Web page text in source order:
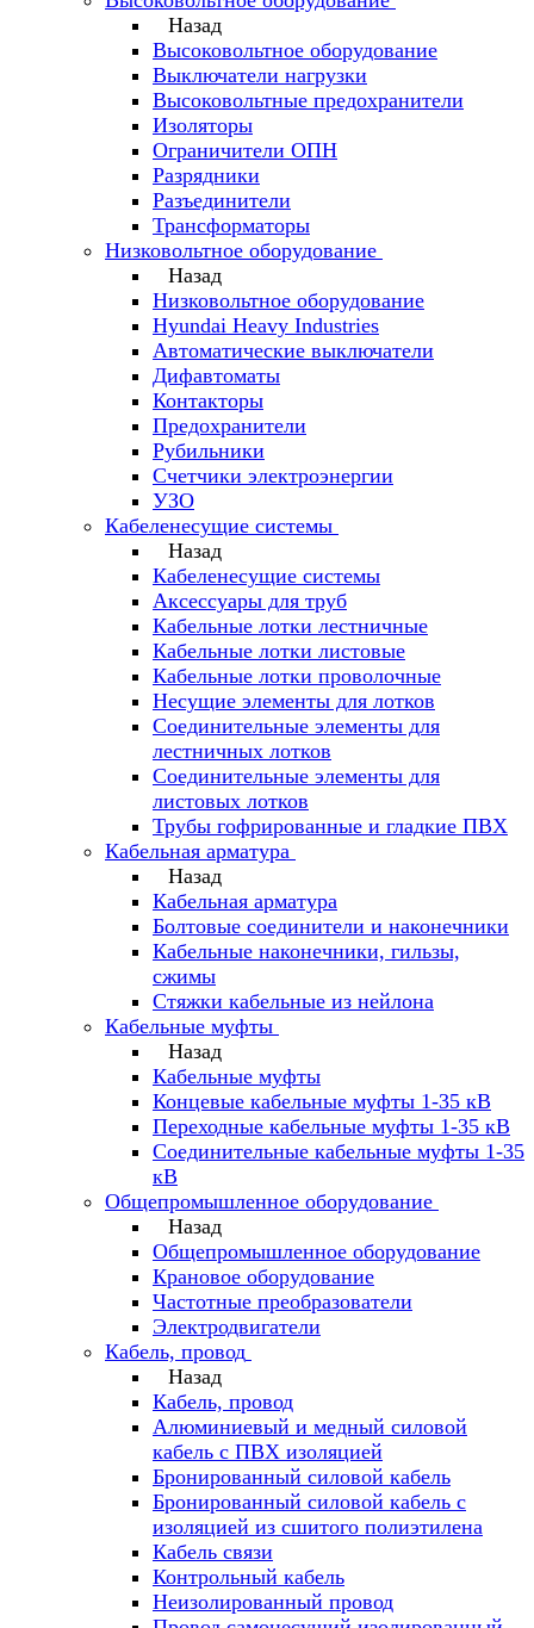
Назад
Высоковольтное оборудование
Выключатели нагрузки
Высоковольтные предохранители
Изоляторы
Ограничители ОПН
Разрядники
Разъединители
Трансформаторы
Низковольтное оборудование
Назад
Низковольтное оборудование
Hyundai Heavy Industries
Автоматические выключатели
Дифавтоматы
Контакторы
Предохранители
Рубильники
Счетчики электроэнергии
УЗО
Кабеленесущие системы
Назад
Кабеленесущие системы
Аксессуары для труб
Кабельные лотки лестничные
Кабельные лотки листовые
Кабельные лотки проволочные
Несущие элементы для лотков
Соединительные элементы для
лестничных лотков
Соединительные элементы для
листовых лотков
Трубы гофрированные и гладкие ПВХ
Кабельная арматура
Назад
Кабельная арматура
Болтовые соединители и наконечники
Кабельные наконечники, гильзы,
сжимы
Стяжки кабельные из нейлона
Кабельные муфты
Назад
Кабельные муфты
Концевые кабельные муфты 1-35 кВ
Переходные кабельные муфты 1-35 кВ
Соединительные кабельные муфты 1-35
кВ
Общепромышленное оборудование
Назад
Общепромышленное оборудование
Крановое оборудование
Частотные преобразователи
Электродвигатели
Кабель, провод
Назад
Кабель, провод
Алюминиевый и медный силовой
кабель с ПВХ изоляцией
Бронированный силовой кабель
Бронированный силовой кабель с
изоляцией из сшитого полиэтилена
Кабель связи
Контрольный кабель
Неизолированный провод